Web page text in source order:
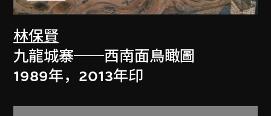
林保賢
九龍城寨──西南面鳥瞰圖
1989年，2013年印